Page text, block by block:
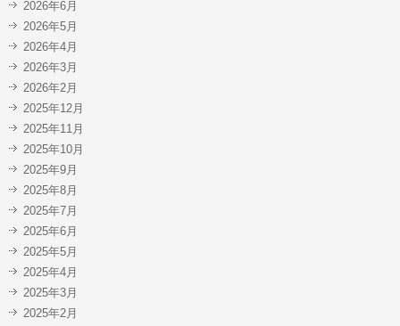
2026年6月
2026年5月
2026年4月
2026年3月
2026年2月
2025年12月
2025年11月
2025年10月
2025年9月
2025年8月
2025年7月
2025年6月
2025年5月
2025年4月
2025年3月
2025年2月